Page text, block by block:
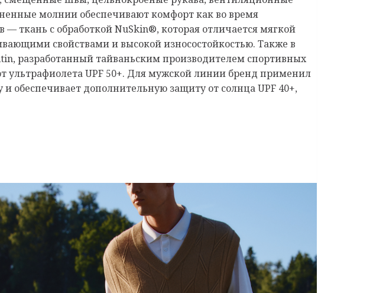
молнии обеспечивают комфорт как во время
ткань с обработкой NuSkin®, которая отличается мягкой
свойствами и высокой износостойкостью. Также в
разработанный тайваньским производителем спортивных
ультрафиолета UPF 50+. Для мужской линии бренд применил
обеспечивает дополнительную защиту от солнца UPF 40+,